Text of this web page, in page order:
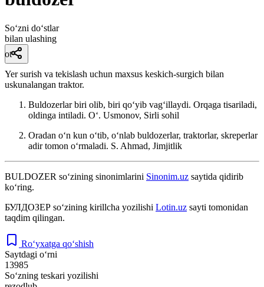
So‘zni do‘stlar
bilan ulashing
ot
Yer surish va tekislash uchun maxsus keskich-surgich bilan
uskunalangan traktor.
Buldozerlar biri olib, biri qoʻyib vagʻillaydi. Orqaga tisariladi,
oldinga intiladi. Oʻ. Usmonov, Sirli sohil
Oradan oʻn kun oʻtib, oʻnlab buldozerlar, traktorlar, skreperlar
adir tomon oʻrmaladi. S. Ahmad, Jimjitlik
BULDOZER so‘zining sinonimlarini Sinonim.uz saytida qidirib
ko‘ring.
БУЛДОЗЕР so‘zining kirillcha yozilishi Lotin.uz sayti tomonidan
taqdim qilingan.
Ro‘yxatga qo‘shish
Saytdagi o‘rni
13985
So‘zning teskari yozilishi